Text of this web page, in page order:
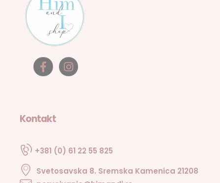
Kontakt
+381 (0) 61 22 55 825
Svetosavska 8. Sremska Kamenica 21208